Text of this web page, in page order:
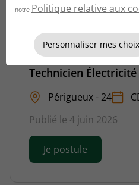
Technicien Électricité
Périgueux - 24
Publié le 4 juin 2026
Je postule
notre Politique relative aux
Personnaliser mes choix